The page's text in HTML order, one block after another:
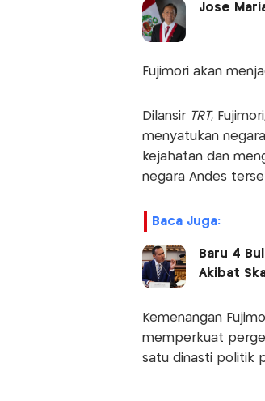
Jose
Fujimori akan
Dilansir TRT,
menyatukan
kejahatan dan
negara Andes
Baca Juga:
Baru 4
Akibat
Kemenangan
memperkuat
satu dinasti politik